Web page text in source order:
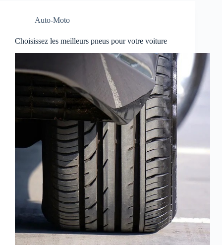
Auto-Moto
Choisissez les meilleurs pneus pour votre voiture